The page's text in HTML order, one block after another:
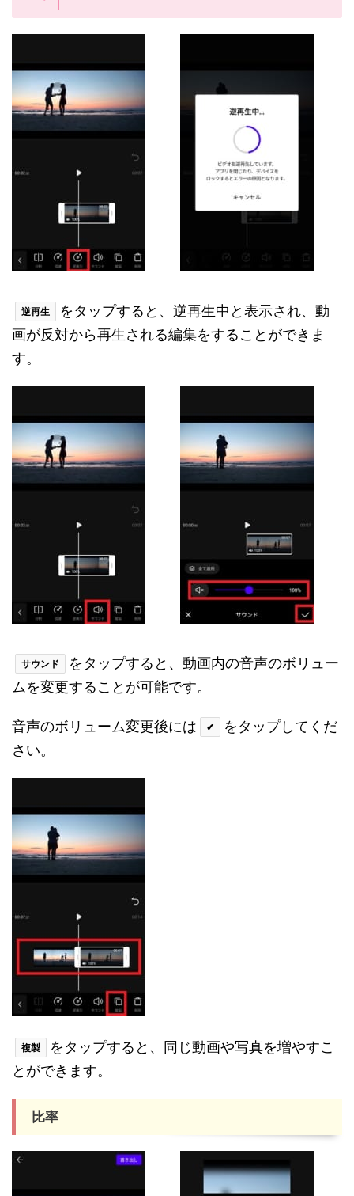
逆再生
をタップすると、逆再生中と表示され、動
画が反対から再生される編集をすることができま
す。
サウンド
をタップすると、動画内の音声のボリュー
ムを変更することが可能です。
音声のボリューム変更後には ✔
をタップしてくだ
さい。
複製
をタップすると、同じ動画や写真を増やすこ
とができます。
比率